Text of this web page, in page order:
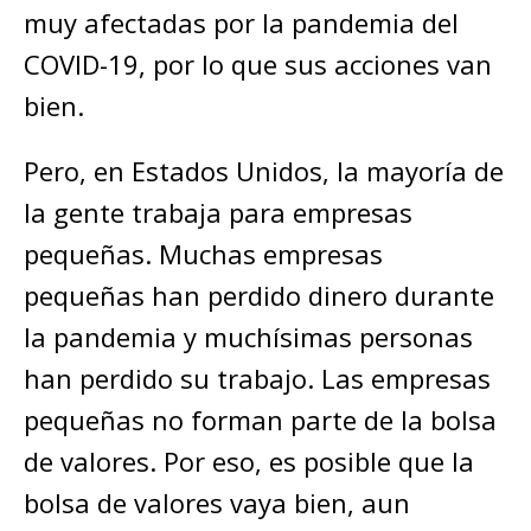
muy afectadas por la pandemia del
COVID-19, por lo que sus acciones van
bien.
Pero, en Estados Unidos, la mayoría de
la gente trabaja para empresas
pequeñas. Muchas empresas
pequeñas han perdido dinero durante
la pandemia y muchísimas personas
han perdido su trabajo. Las empresas
pequeñas no forman parte de la bolsa
de valores. Por eso, es posible que la
bolsa de valores vaya bien, aun